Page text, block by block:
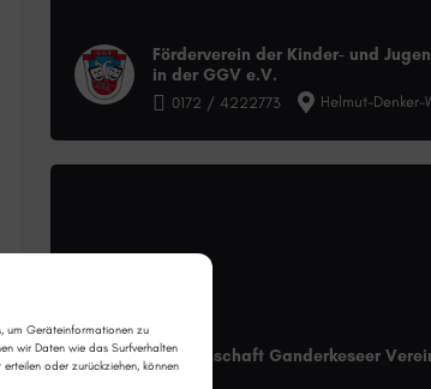
um Geräteinformationen zu
wir Daten wie das Surfverhalten
oder zurückziehen, können
Förderverein der Kinder- und
in der GGV e.V.
0172 / 4222773‬ Helmut-Denker-
Gemeinschaft Ganderkeseer
(GGV)